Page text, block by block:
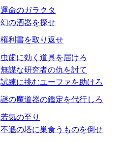
運命のガラクタ
幻の酒器を探せ
権利書を取り返せ
虫歯に効く道具を届けろ
無謀な研究者の仇を討て
試練に挑むユーファを助けろ
謎の魔道器の鑑定を代行しろ
若気の至り
不遜の塔に巣食うものを倒せ